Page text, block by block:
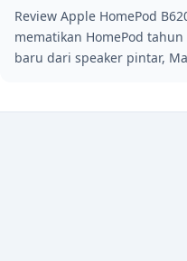
Review Apple HomePod
mematikan HomePod
baru dari speaker pintar,